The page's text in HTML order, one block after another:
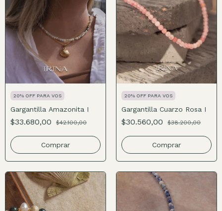
20% OFF PARA VOS
Gargantilla Amazonita I
$33.680,00 $42.100,00
Comprar
20% OFF PARA VOS
Gargantilla Cuarzo Rosa I
$30.560,00 $38.200,00
Comprar